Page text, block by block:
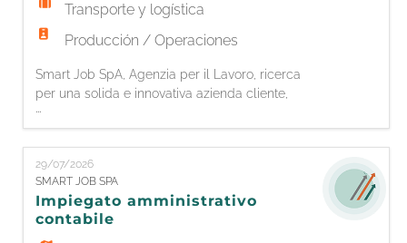
IT
DE
PT
Transporte y logística
Producción / Operaciones
Smart Job SpA, Agenzia per il Lavoro, ricerca
per una solida e innovativa azienda cliente,
leader nella progettazione e realizzazione di
impianti di stoccaggio per la logistica, un/una
Coordinatore / Coordinatrice del Servizio
Tecnico Principali responsabilità -
Coordinamento di personale tecnico e operaio;
- Assistenza Tecnica alla clien
29/07/2026
SMART JOB SPA
Impiegato amministrativo
contabile